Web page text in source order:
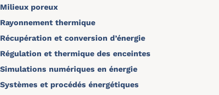
Milieux poreux
Rayonnement thermique
Récupération et conversion d’énergie
Régulation et thermique des enceintes
Simulations numériques en énergie
Systèmes et procédés énergétiques